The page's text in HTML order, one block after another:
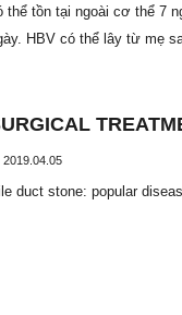
thể tồn tại ngoài cơ thể 7
HBV có thể lây từ mẹ
2019.04.05
duct stone: popular